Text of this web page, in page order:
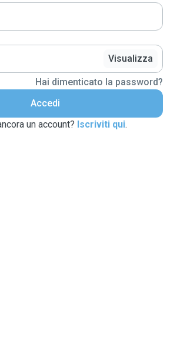
Visualizza
Hai dimenticato la password?
Accedi
un account? Iscriviti qui.